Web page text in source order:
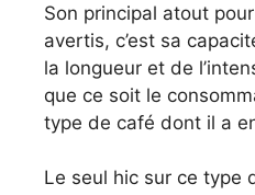
Son principal atout
avertis, c’est sa
la longueur et de
que ce soit le
type de café dont il a
Le seul hic sur ce type